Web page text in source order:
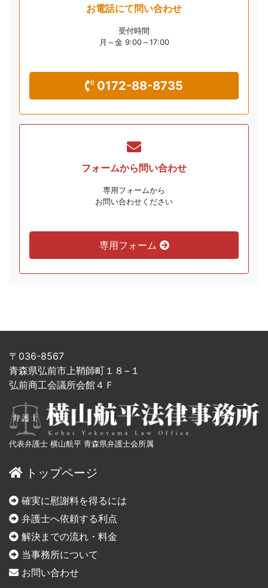
お電話にて問い合わせ
受付時間
月～金 9:00～17:00
0172-88-8735
フォームから 問い合わせ
専用フォームから
お問い合わせください
専用フォーム
〒036-8567
青森県弘前市上鞘師町１８−１
弘前商工会議所会館４Ｆ
代表弁護士 横山航平 青森県弁護士会所属
トップページ
確実に慰謝料を得るには
弁護士へ依頼する利点
解決までの流れ・料金
当事務所について
お問い合わせ